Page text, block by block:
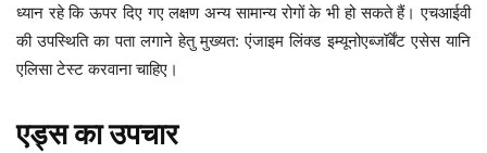
ध्यान रहे कि ऊपर दिए गए लक्षण अन्य सामान्य रोगों के भी हो सकते हैं। एचआईवी
की उपस्थिति का पता लगाने हेतु मुख्यत: एंजाइम लिंक्ड इम्यूनोएब्जॉर्बेंट एसेस यानि
एलिसा टेस्ट करवाना चाहिए।
एड्स का उपचार